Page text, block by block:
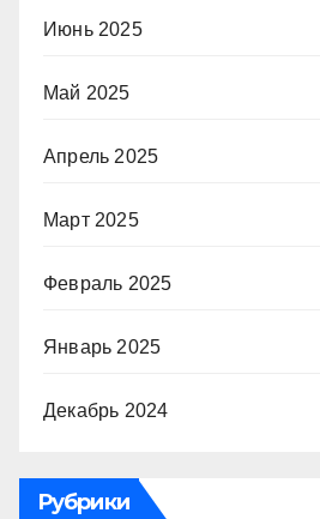
Июнь 2025
Май 2025
Апрель 2025
Март 2025
Февраль 2025
Январь 2025
Декабрь 2024
Рубрики